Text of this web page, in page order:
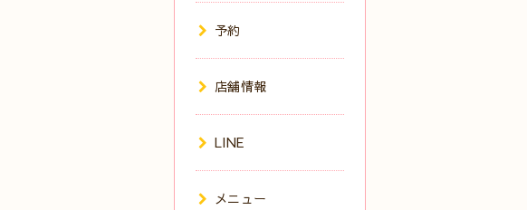
予約
店舗情報
LINE
メニュー